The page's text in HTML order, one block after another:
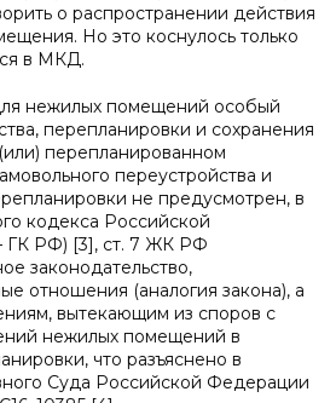
о распространении действия
Но это коснулось только
в МКД.
нежилых помещений особый
перепланировки и сохранения
перепланированном
переустройства и
не предусмотрен, в
кодекса Российской
ГК РФ) [3], ст. 7 ЖК РФ
законодательство,
отношения (аналогия закона), а
вытекающим из споров с
нежилых помещений в
что разъяснено в
Суда Российской Федерации